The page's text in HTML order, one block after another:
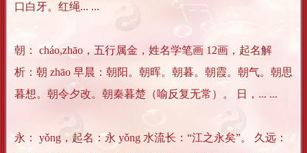
口白牙。红绳... ...
朝： cháo,zhāo，五行属金，姓名学笔画 12画，起名解
析：朝 zhāo 早晨：朝阳。朝晖。朝暮。朝霞。朝气。朝思
暮想。朝令夕改。朝秦暮楚（喻反复无常）。 日，... ...
永： yǒng，起名：永 yǒng 水流长：“江之永矣”。 久远：